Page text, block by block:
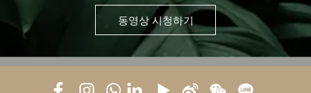
동영상 시청하기